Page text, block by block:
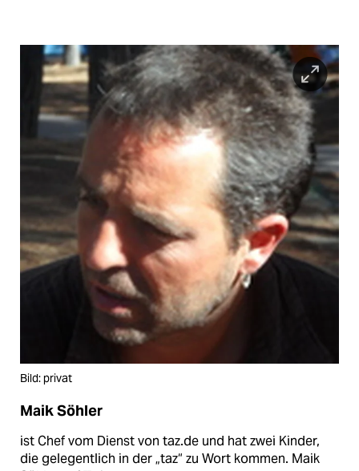
Bild: privat
Maik Söhler
ist Chef vom Dienst von taz.de und hat zwei Kinder,
die gelegentlich in der „taz“ zu Wort kommen. Maik